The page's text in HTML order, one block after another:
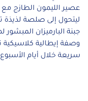
عصير الليمون الطازج مع
ليتحول إلى صلصة
جبنة البارميزان
وصفة إيطالية كلاسيكية
سريعة خلال أيام